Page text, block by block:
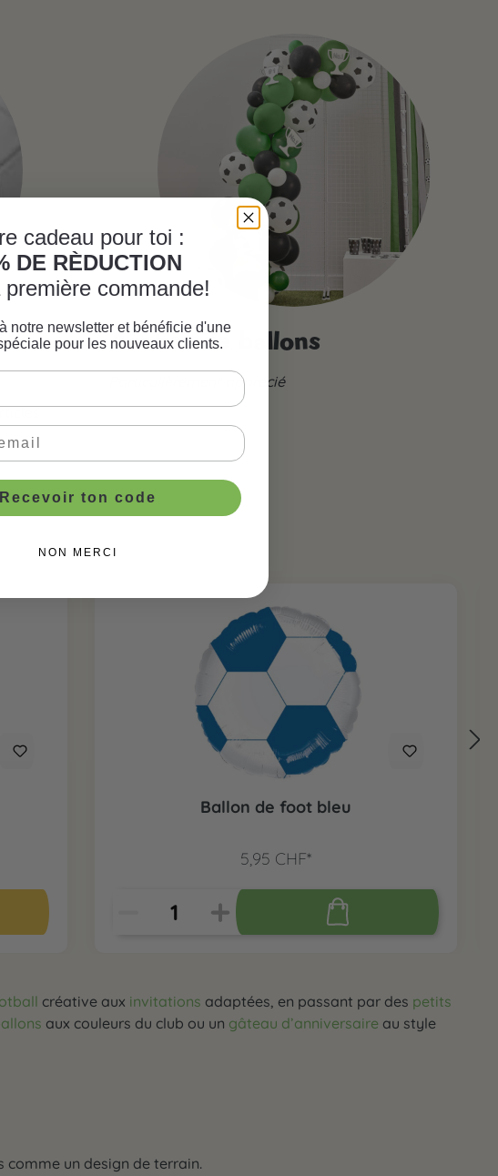
Arches de ballons
Particulièrement apprécié
Ballon de foot bleu
5,95 CHF*
créative aux invitations adaptées, en passant par des petits
aux couleurs du club ou un gâteau d’anniversaire au style
un design de terrain.
cadeau pour toi :
DE RÈDUCTION
première commande!
notre newsletter et bénéficie d'une
pour les nouveaux clients.
Recevoir ton code
NON MERCI